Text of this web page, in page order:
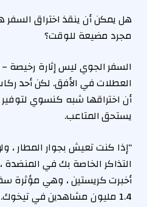
هل يمكن أن ينقذ اختراق السفر
مجرد مضيعة للوقت؟
السفر الجوي ليس إثارة رخيصة
أن اختراقها شبه كنسوي لتوفير
يستحق المتاعب.
“إذا كنت تعيش بجوار المطار ،
التذاكر الخاصة بك في المنضدة
أخبرت كريستين ، وهي مؤثرة سفر
1.4 مليون مشاهدين في تيخوك.